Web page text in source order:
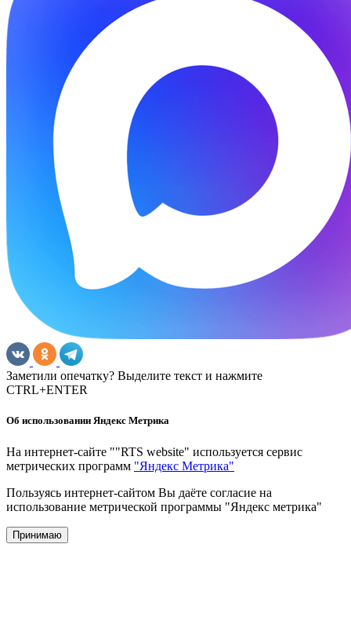
Заметили опечатку? Выделите текст и нажмите
CTRL+ENTER
Об использовании Яндекс Метрика
На интернет-сайте ""RTS website" используется сервис
метрических программ "Яндекс Метрика"
Пользуясь интернет-сайтом Вы даёте согласие на
использование метрической программы "Яндекс метрика"
Принимаю